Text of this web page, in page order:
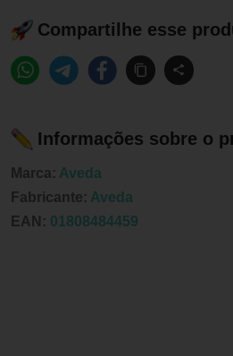
Compartilhe esse
Informações sobre o
Marca: Aveda
Fabricante: Aveda
EAN: 01808484459